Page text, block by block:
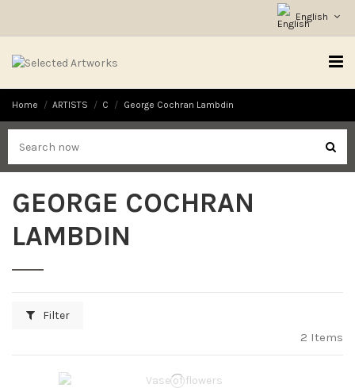
English
Home ARTISTS C George Cochran Lambdin
GEORGE COCHRAN
LAMBDIN
Filter
2 Items